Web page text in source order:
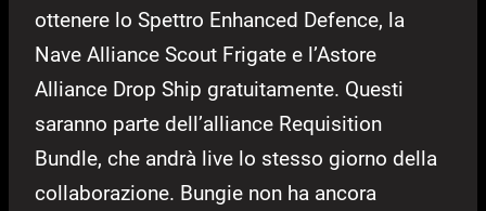
ottenere lo Spettro Enhanced Defence, la
Nave Alliance Scout Frigate e l’Astore
Alliance Drop Ship gratuitamente. Questi
saranno parte dell’alliance Requisition
Bundle, che andrà live lo stesso giorno della
collaborazione. Bungie non ha ancora